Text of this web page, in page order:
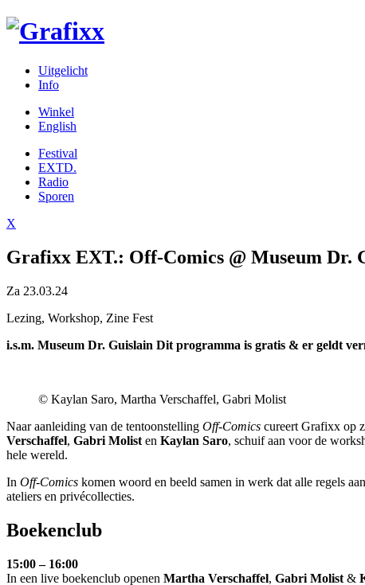
Uitgelicht
Info
Winkel
English
Festival
EXTD.
Radio
Sporen
X
Grafixx EXT.: Off-Comics @ Museum Dr.
Za 23.03.24
Lezing, Workshop, Zine Fest
i.s.m. Museum Dr. Guislain Dit programma is gratis & er geldt
© Kaylan Saro, Martha Verschaffel, Gabri Molist
Naar aanleiding van de tentoonstelling Off-Comics cureert Grafixx op
Verschaffel, Gabri Molist en Kaylan Saro, schuif aan voor de
hele wereld.
In Off-Comics komen woord en beeld samen in werk dat alle regels
ateliers en privécollecties.
Boekenclub
15:00 – 16:00
In een live boekenclub openen Martha Verschaffel, Gabri Molist &